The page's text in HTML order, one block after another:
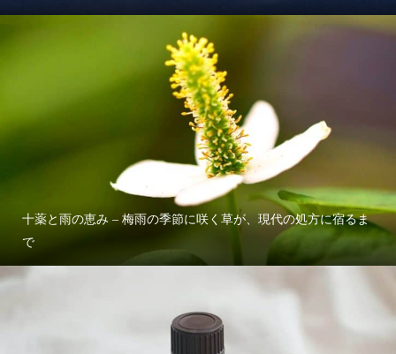
十薬と雨の恵み – 梅雨の季節に咲く草が、現代の処方に宿るま
で